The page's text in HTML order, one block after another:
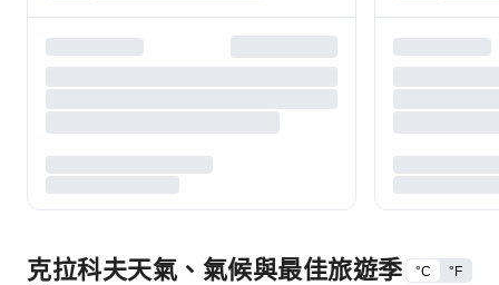
克拉科夫天氣、氣候與最佳旅遊季
°C °F